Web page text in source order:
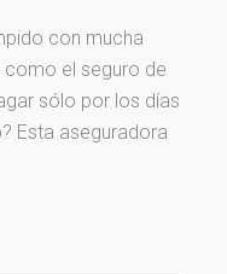
con mucha
el seguro de
sólo por los días
Esta aseguradora